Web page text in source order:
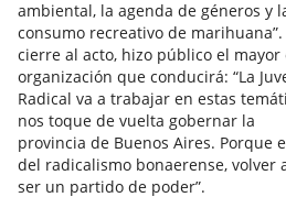
ambiental, la agenda de géneros y
consumo recreativo de
cierre al acto, hizo público el mayor
organización que conducirá: “La
Radical va a trabajar en estas
nos toque de vuelta gobernar la
provincia de Buenos Aires. Porque
del radicalismo bonaerense, volver
ser un partido de poder”.